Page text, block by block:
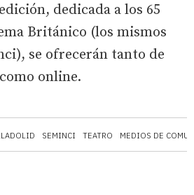
SEMINCI TEATRO MEDIOS DE
dedicada a los 65
Británico (los mismos
se ofrecerán tanto de
online.